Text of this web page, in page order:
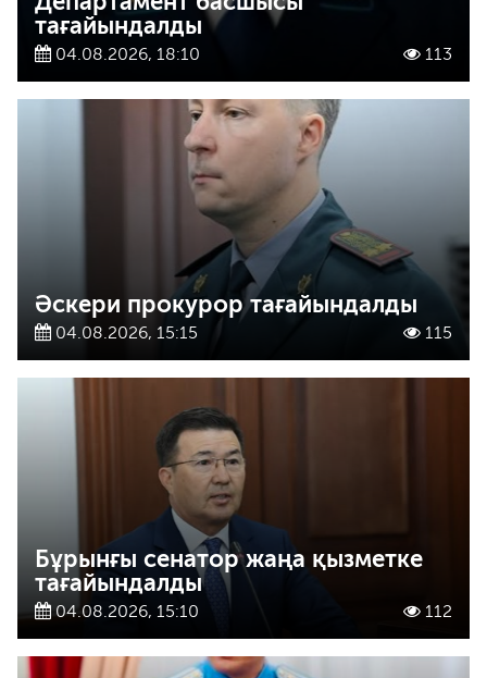
тағайындалды
04.08.2026, 18:10 113
Әскери прокурор тағайындалды
04.08.2026, 15:15 115
Бұрынғы сенатор жаңа қызметке
тағайындалды
04.08.2026, 15:10 112